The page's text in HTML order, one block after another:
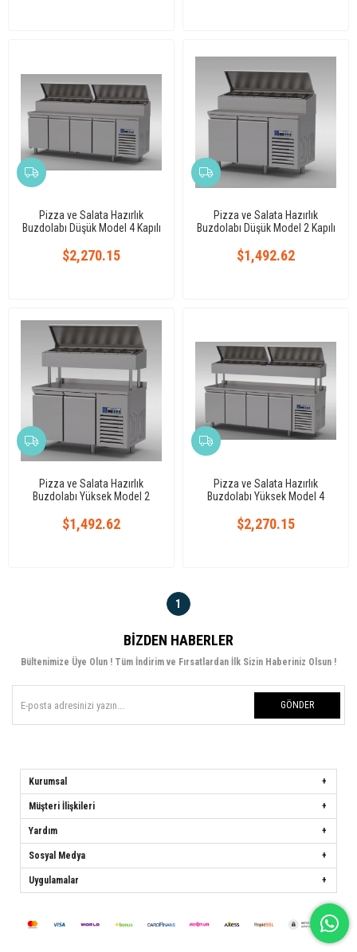
Pizza ve Salata Hazırlık
Buzdolabı Düşük Model 4 Kapılı
$2,270.15
Pizza ve Salata Hazırlık
Buzdolabı Düşük Model 2 Kapılı
$1,492.62
Pizza ve Salata Hazırlık
Buzdolabı Yüksek Model 2
$1,492.62
Pizza ve Salata Hazırlık
Buzdolabı Yüksek Model 4
$2,270.15
1
BIZDEN HABERLER
Bültenimize Üye Olun ! Tüm İndirim ve Fırsatlardan İlk Sizin Haberiniz Olsun !
GÖNDER
Kurumsal
Müşteri İlişkileri
Yardım
Sosyal Medya
Uygulamalar